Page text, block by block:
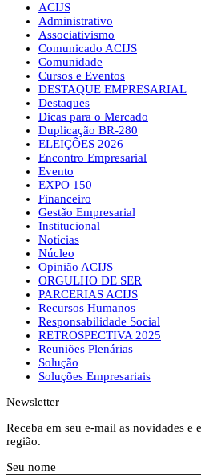
ACIJS
Administrativo
Associativismo
Comunicado ACIJS
Comunidade
Cursos e Eventos
DESTAQUE EMPRESARIAL
Destaques
Dicas para o Mercado
Duplicação BR-280
ELEIÇÕES 2026
Encontro Empresarial
Evento
EXPO 150
Financeiro
Gestão Empresarial
Institucional
Notícias
Núcleo
Opinião ACIJS
ORGULHO DE SER
PARCERIAS ACIJS
Recursos Humanos
Responsabilidade Social
RETROSPECTIVA 2025
Reuniões Plenárias
Solução
Soluções Empresariais
Newsletter
Receba em seu e-mail as novidades e
região.
Seu nome